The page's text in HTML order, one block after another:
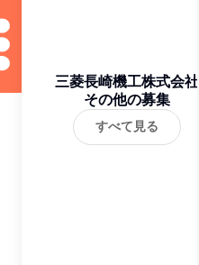
三菱長崎機工株式会社
その他の募集
すべて見る